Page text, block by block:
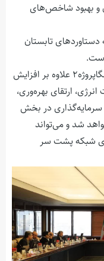
بهبود شاخص‌های
تابستان
به گفته مدیرعامل توانیر، اجرای کامل ۱۴ مگاپروژه۲ علاوه بر افزایش
ارتقای بهره‌وری،
در بخش
شد و می‌تواند
پایداری شبکه پشت سر